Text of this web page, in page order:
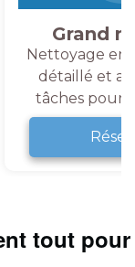
Grand
Nettoyage en
détaillé et
tâches pour
tout pour